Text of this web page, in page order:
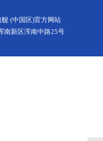
·(中国区)官方网站
南新区浑南中路25号